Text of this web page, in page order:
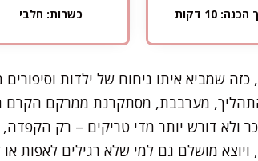
10 דקות כשרות: חלבי
כזה שמביא איתו ניחוח של ילדות
מערבבת, מסתקרנת ממרקם הקרם
אבל גם ממכר ולא דורש יותר מדי טריקים – רק
ויוצא מושלם גם למי שלא רגילים לאפות